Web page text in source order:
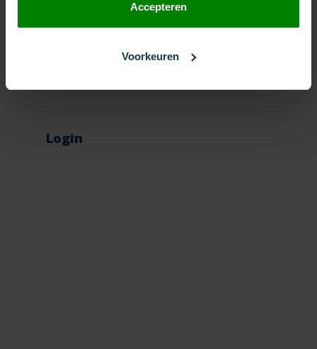
Accepteren
Voorkeuren
vakantieperiode
Login